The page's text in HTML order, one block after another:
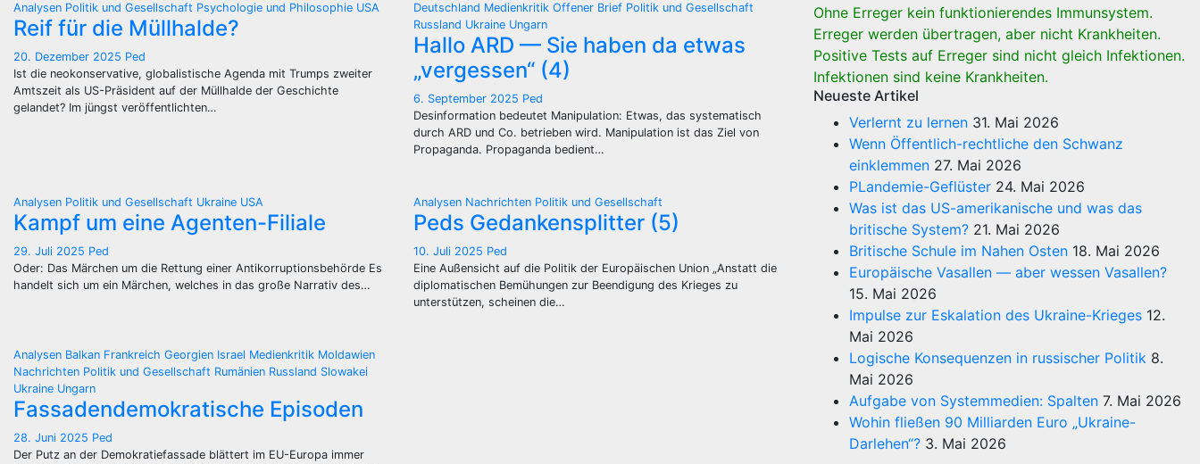
Analysen Politik und Gesellschaft Psychologie und Philosophie USA
Reif für die Müllhalde?
20. Dezember 2025 Ped
Ist die neokonservative, globalistische Agenda mit Trumps zweiter
Amtszeit als US-Präsident auf der Müllhalde der Geschichte
gelandet? Im jüngst veröffentlichten…
Deutschland Medienkritik Offener Brief Politik und Gesellschaft
Russland Ukraine Ungarn
Hallo ARD — Sie haben da etwas
„vergessen“ (4)
6. September 2025 Ped
Desinformation bedeutet Manipulation: Etwas, das systematisch
durch ARD und Co. betrieben wird. Manipulation ist das Ziel von
Propaganda. Propaganda bedient…
Analysen Politik und Gesellschaft Ukraine USA
Kampf um eine Agenten-Filiale
29. Juli 2025 Ped
Oder: Das Märchen um die Rettung einer Antikorruptionsbehörde Es
handelt sich um ein Märchen, welches in das große Narrativ des…
Analysen Nachrichten Politik und Gesellschaft
Peds Gedankensplitter (5)
10. Juli 2025 Ped
Eine Außensicht auf die Politik der Europäischen Union „Anstatt die
diplomatischen Bemühungen zur Beendigung des Krieges zu
unterstützen, scheinen die…
Analysen Balkan Frankreich Georgien Israel Medienkritik Moldawien
Nachrichten Politik und Gesellschaft Rumänien Russland Slowakei
Ukraine Ungarn
Fassadendemokratische Episoden
28. Juni 2025 Ped
Der Putz an der Demokratiefassade blättert im EU-Europa immer
Ohne Erreger kein funktionierendes Immunsystem.
Erreger werden übertragen, aber nicht Krankheiten.
Positive Tests auf Erreger sind nicht gleich Infektionen.
Infektionen sind keine Krankheiten.
Neueste Artikel
Verlernt zu lernen 31. Mai 2026
Wenn Öffentlich-rechtliche den Schwanz
einklemmen 27. Mai 2026
PLandemie-Geflüster 24. Mai 2026
Was ist das US-amerikanische und was das
britische System? 21. Mai 2026
Britische Schule im Nahen Osten 18. Mai 2026
Europäische Vasallen — aber wessen Vasallen?
15. Mai 2026
Impulse zur Eskalation des Ukraine-Krieges 12.
Mai 2026
Logische Konsequenzen in russischer Politik 8.
Mai 2026
Aufgabe von Systemmedien: Spalten 7. Mai 2026
Wohin fließen 90 Milliarden Euro „Ukraine-
Darlehen“? 3. Mai 2026